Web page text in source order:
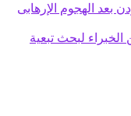
بعد الهجوم الإرهابى
لبحث تبعية